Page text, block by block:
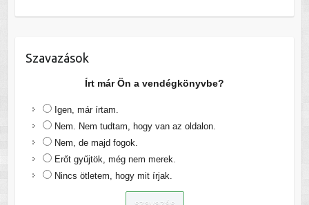
Szavazások
Írt már Ön a vendégkönyvbe?
Igen, már írtam.
Nem. Nem tudtam, hogy van az oldalon.
Nem, de majd fogok.
Erőt gyűjtök, még nem merek.
Nincs ötletem, hogy mit írjak.